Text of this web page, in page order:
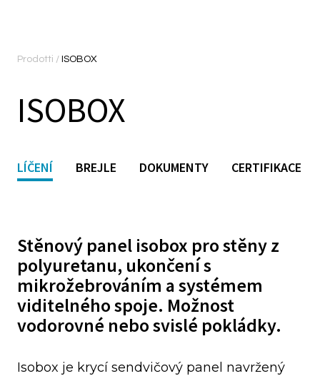
Prodotti / ISOBOX
ISOBOX
LÍČENÍ BREJLE DOKUMENTY CERTIFIKACE
Stěnový panel isobox pro stěny z
polyuretanu, ukončení s
mikrožebrováním a systémem
viditelného spoje. Možnost
vodorovné nebo svislé pokládky.
Isobox je krycí sendvičový panel navržený